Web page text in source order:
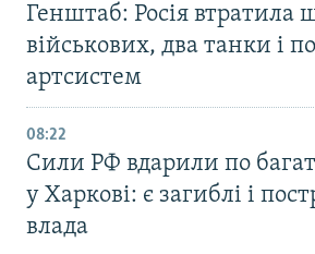
Генштаб: Росія втратила
військових, два танки і
артсистем
08:22
Сили РФ вдарили по
у Харкові: є загиблі і
влада